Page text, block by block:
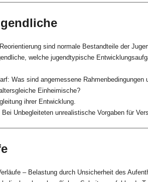
sind normale Bestandteile der
welche jugendtypische
Was sind angemessene
Einheimische?
ihrer Entwicklung.
Unbegleiteten unrealistische Vorgaben für
– Belastung durch Unsicherheit des